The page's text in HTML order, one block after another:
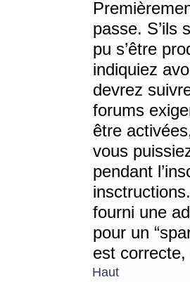
passe. S’ils
pu s’être
indiquiez
devrez
forums
être
vous
pendant
fourni une
pour un
est
Haut